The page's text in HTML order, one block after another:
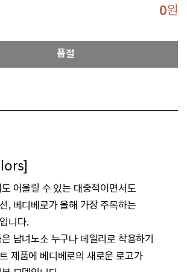
0원
품절
어울릴 수 있는 대중적이면서도
, 베디베로가 올해 가장 주목하는
니다.
남녀노소 누구나 데일리로 착용하기
제품에 베디베로의 새로운 로고가